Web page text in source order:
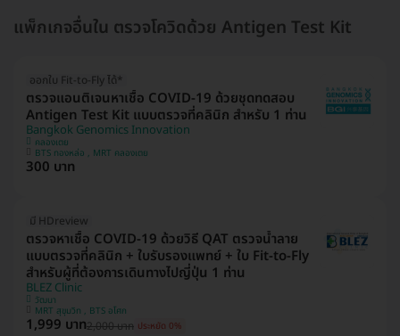
แพ็กเกจอื่นใน ตรวจโควิดด้วย Antigen Test Kit
ออกใบ Fit-to-Fly ได้*
ตรวจแอนติเจนหาเชื้อ COVID-19 ด้วยชุดทดสอบ
Antigen Test Kit แบบตรวจที่คลินิก สำหรับ 1 ท่าน
Bangkok Genomics Innovation
คลองเตย
BTS ทองหล่อ , MRT คลองเตย
300 บาท
มี HDreview
ตรวจหาเชื้อ COVID-19 ด้วยวิธี QAT ตรวจน้ำลาย
แบบตรวจที่คลินิก + ใบรับรองแพทย์ + ใบ Fit-to-Fly
สำหรับผู้ที่ต้องการเดินทางไปญี่ปุ่น 1 ท่าน
BLEZ Clinic
วัฒนา
MRT สุขุมวิท , BTS อโศก
1,999 บาท2,000 บาท ประหยัด 0%